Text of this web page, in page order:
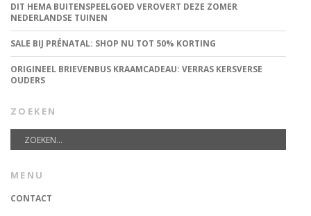
DIT HEMA BUITENSPEELGOED VEROVERT DEZE ZOMER
NEDERLANDSE TUINEN
SALE BIJ PRÉNATAL: SHOP NU TOT 50% KORTING
ORIGINEEL BRIEVENBUS KRAAMCADEAU: VERRAS KERSVERSE
OUDERS
ZOEKEN
MENU
CONTACT